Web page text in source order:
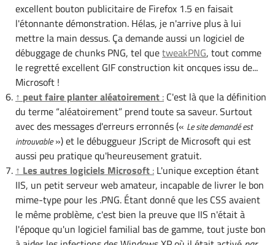
excellent bouton publicitaire de Firefox 1.5 en faisait
l'étonnante démonstration. Hélas, je n'arrive plus à lui
mettre la main dessus. Ça demande aussi un logiciel de
débuggage de chunks PNG, tel quetweakPNG, tout comme
le regretté excellent GIF construction kit oncques issu de...
Microsoft !
↑ peutfaire planter aléatoirement:C'est là que la définition
du terme “aléatoirement” prend toute sa saveur. Surtout
avec des messages d'erreurs erronnés (« Le site demandé est
introuvable») et le débuggueur JScript de Microsoft qui est
aussi peu pratique qu'heureusement gratuit.
↑ Les autres logiciels Microsoft:L'unique exception étant
IIS, un petit serveur web amateur, incapable de livrer le bon
mime-type pour les .PNG. Étant donné que les CSS avaient
le même problème, c'est bien la preuve que IIS n'était à
l'époque qu'un logiciel familial bas de gamme, tout juste bon